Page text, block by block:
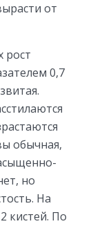
от
рост
0,7
обычная,
но
На
кистей. По